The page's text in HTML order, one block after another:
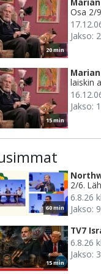
20 min
Osa 2/9
Jakso: 2
15 min
laiskin
Jakso: 1
60 min
2/6.
6.8.26
Jakso: 9
15 min
TV7
6.8.26
Jakso: